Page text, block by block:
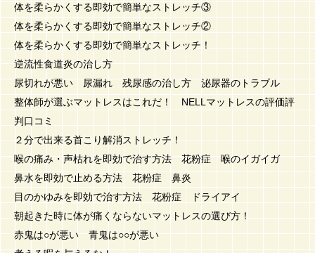
体を柔らかくする即効で簡単なストレッチ③
体を柔らかくする即効で簡単なストレッチ②
体を柔らかくする即効で簡単なストレッチ！
逆流性食道炎の治し方
尿切れが悪い 尿漏れ 残尿感の治し方 泌尿器のトラブル
整体師が選ぶマットレスはこれだ！ NELLマットレスの評価評
判口コミ
２分で出来る首こり解消ストレッチ！
喉の痛み・声枯れを即効で治す方法 花粉症 喉のイガイガ
鼻水を即効で止める方法 花粉症 鼻炎
目のかゆみを即効で治す方法 花粉症 ドライアイ
朝起きた時に体が痛くならないマットレスの選び方！
赤鬼は○が悪い 青鬼は○○が悪い